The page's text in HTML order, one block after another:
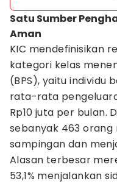
Satu Sumber
Aman
KIC mendefinisikan
kategori kelas
(BPS), yaitu individu
rata-rata
Rp10 juta per bulan.
sebanyak 463
sampingan dan
Alasan terbesar
53,1% menjalankan